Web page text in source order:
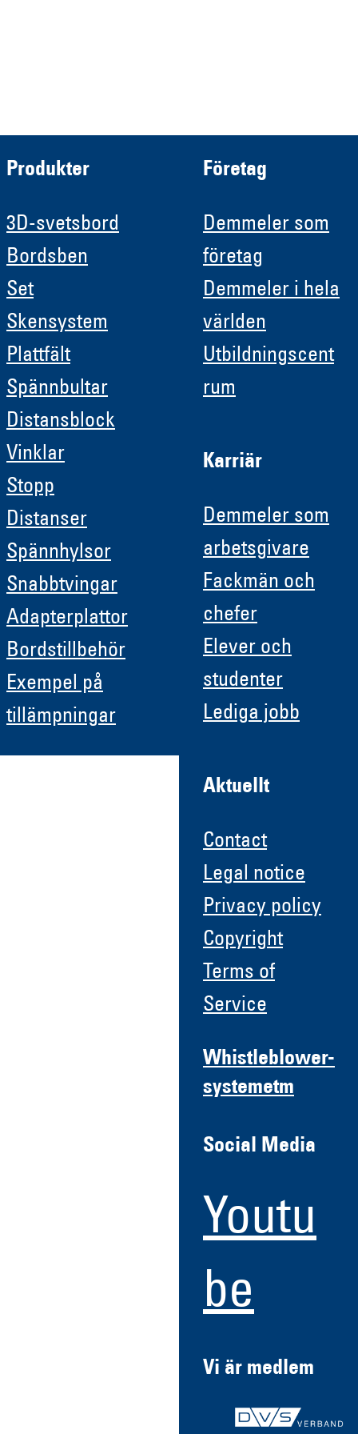
Produkter
3D-svetsbord
Bordsben
Set
Skensystem
Plattfält
Spännbultar
Distansblock
Vinklar
Stopp
Distanser
Spännhylsor
Snabbtvingar
Adapterplattor
Bordstillbehör
Exempel på
tillämpningar
Företag
Demmeler som
företag
Demmeler i hela
världen
Utbildningscent
rum
Karriär
Demmeler som
arbetsgivare
Fackmän och
chefer
Elever och
studenter
Lediga jobb
Aktuellt
Contact
Legal notice
Privacy policy
Copyright
Terms of
Service
Whistleblower-
systemetm
Social Media
Youtu
be
Vi är medlem